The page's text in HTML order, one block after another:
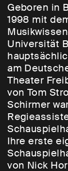
Geboren in
1998 mit
Universität
am
Theater
von Tom
Schirmer
Ihre erste
von Nick